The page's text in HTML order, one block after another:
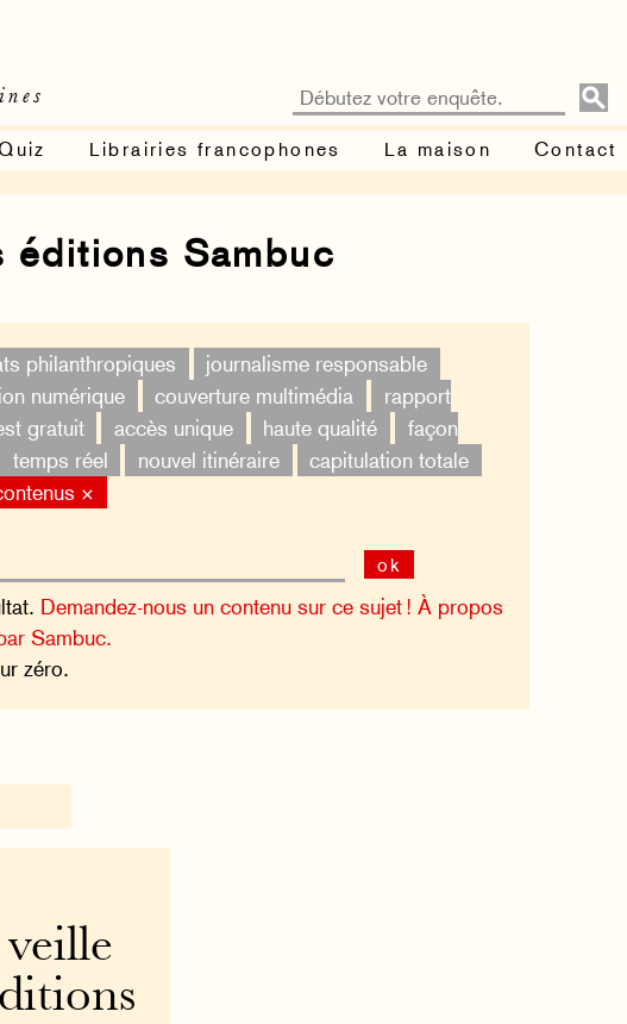
Librairies francophones La maison Contact
Sambuc
philanthropiques
journalisme responsable
numérique
couverture multimédia
rapport
gratuit accès unique haute qualité
façon
temps réel nouvel itinéraire
capitulation totale
×
ok
Demandez-nous un contenu sur ce sujet ! À propos
Sambuc.
zéro.